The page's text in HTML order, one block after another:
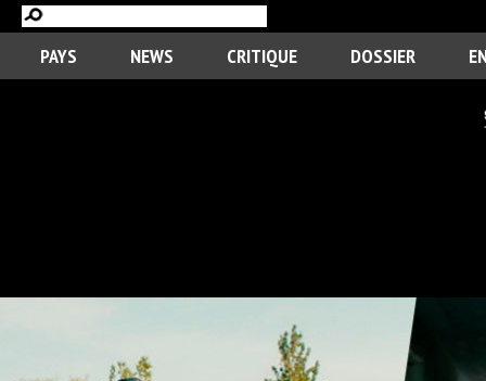
PAYS NEWS CRITIQUE DOSSIER